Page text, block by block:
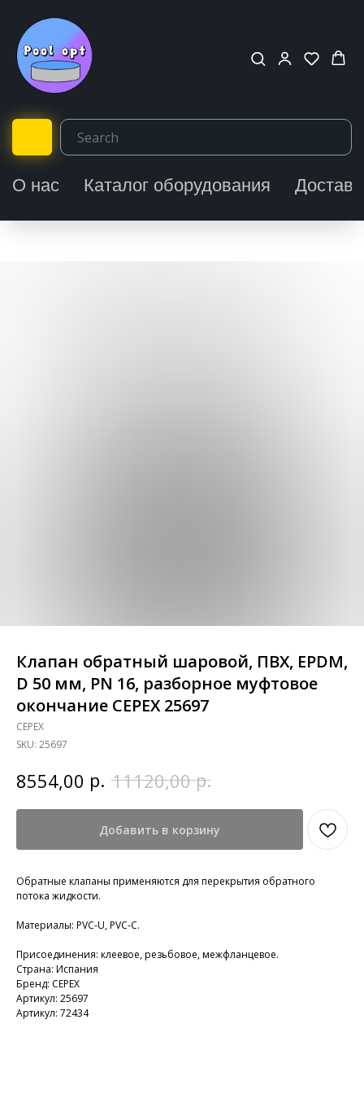
О нас Каталог оборудования
Клапан обратный шаровой, ПВХ, EPDM,
D 50 мм, PN 16, разборное муфтовое
окончание CEPEX 25697
CEPEX
SKU: 25697
8554,00 р. 11120,00 р.
Добавить в корзину
Обратные клапаны применяются для перекрытия обратного
потока жидкости.
Материалы: PVC-U, PVC-C.
Присоединения: клеевое, резьбовое, межфланцевое.
Страна: Испания
Бренд: CEPEX
Артикул: 25697
Артикул: 72434